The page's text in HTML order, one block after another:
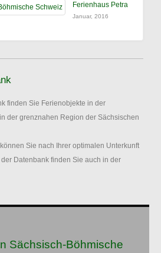
Ferienhaus Petra
Januar, 2016
finden Sie Ferienobjekte in der
der grenznahen Region der Sächsischen
Sie nach Ihrer optimalen Unterkunft
Datenbank finden Sie auch in der
Sächsisch-Böhmische